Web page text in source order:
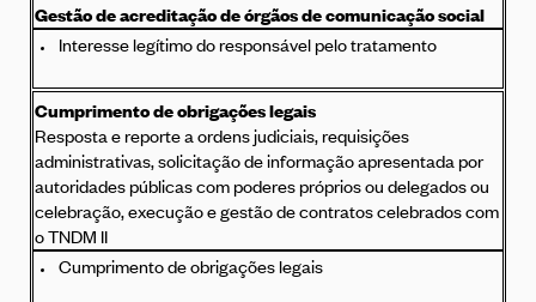
Gestão de acreditação de órgãos de comunicação social
Interesse legítimo do responsável pelo tratamento
Cumprimento de obrigações legais
Resposta e reporte a ordens judiciais, requisições
administrativas, solicitação de informação apresentada por
autoridades públicas com poderes próprios ou delegados ou
celebração, execução e gestão de contratos celebrados com
o TNDM II
Cumprimento de obrigações legais